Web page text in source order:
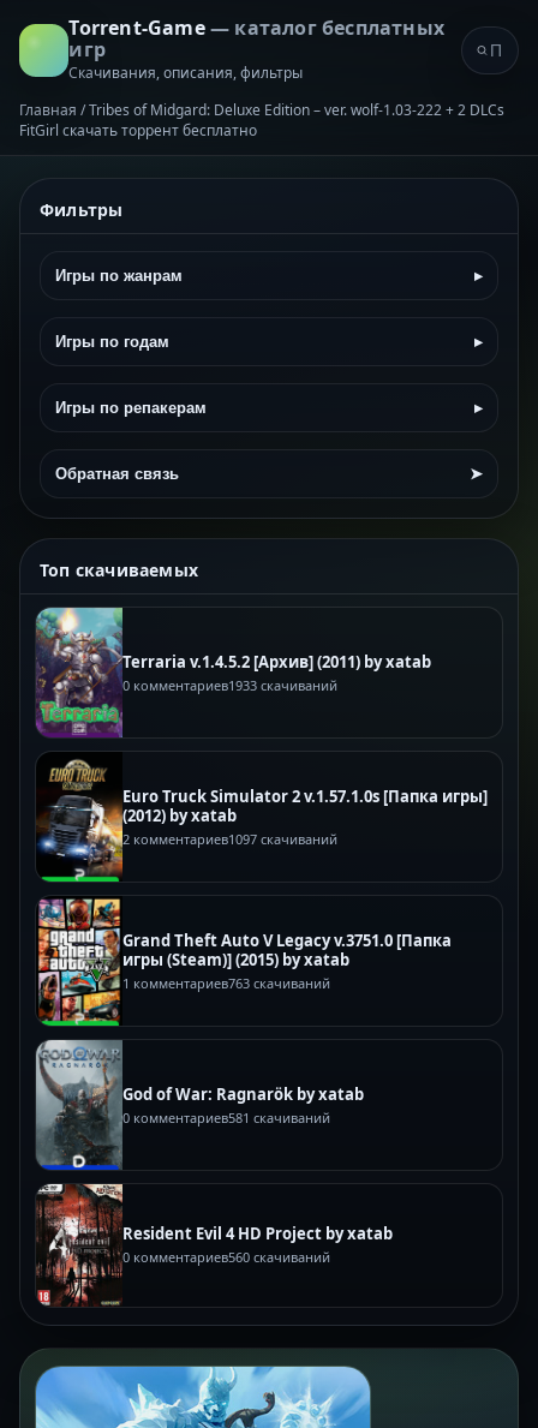
Torrent-Game— каталог бесплатных
игр
Скачивания, описания, фильтры
Главная /Tribes of Midgard: Deluxe Edition – ver. wolf-1.03-222 + 2 DLCs
FitGirl скачать торрент бесплатно
Фильтры
Игры по жанрам ▸
Игры по годам ▸
Игры по репакерам ▸
Обратная связь ➤
Топ скачиваемых
Terraria v.1.4.5.2 [Архив] (2011) by xatab
0 комментариев1933 скачиваний
Euro Truck Simulator 2 v.1.57.1.0s [Папка игры]
(2012) by xatab
2 комментариев1097 скачиваний
Grand Theft Auto V Legacy v.3751.0 [Папка
игры (Steam)] (2015) by xatab
1 комментариев763 скачиваний
God of War: Ragnarök by xatab
0 комментариев581 скачиваний
Resident Evil 4 HD Project by xatab
0 комментариев560 скачиваний